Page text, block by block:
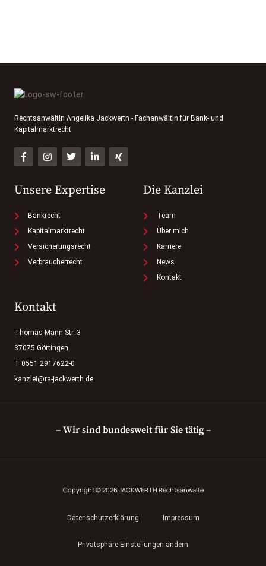
Rechtsanwältin Angelika Jackwerth - Fachanwältin für Bank- und
Kapitalmarktrecht
Unsere Expertise
Bankrecht
Kapitalmarktrecht
Versicherungsrecht
Verbraucherrecht
Die Kanzlei
Team
Über mich
Karriere
News
Kontakt
Kontakt
Thomas-Mann-Str. 3
37075 Göttingen
T 0551 2917622-0
kanzlei@ra-jackwerth.de
– Wir sind bundesweit für Sie tätig –
Copyright © 2026 JACKWERTH Rechtsanwälte
Datenschutzerklärung Impressum
Privatsphäre-Einstellungen ändern